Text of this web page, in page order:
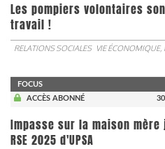
Les pompiers volontaires
travail !
RELATIONS SOCIALES VIE ÉCONOMIQUE,
FOCUS
ACCÈS ABONNÉ
Impasse sur la maison
RSE 2025 d'UPSA